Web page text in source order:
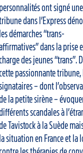
personnalités ont signé une
dans l’Express
les démarches “trans-
dans la prise
des jeunes “trans”.
passionnante tribune,
– dont
la petite sirène –
scandales à
Tavistock à la Suède
la situation en France et la